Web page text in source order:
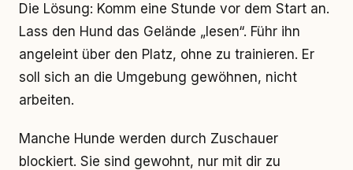
Die Lösung: Komm eine Stunde vor dem Start an.
Lass den Hund das Gelände „lesen“. Führ ihn
angeleint über den Platz, ohne zu trainieren. Er
soll sich an die Umgebung gewöhnen, nicht
arbeiten.
Manche Hunde werden durch Zuschauer
blockiert. Sie sind gewohnt, nur mit dir zu